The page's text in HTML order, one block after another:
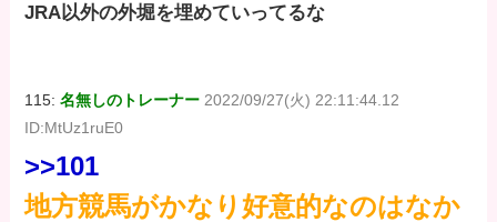
JRA以外の外堀を埋めていってるな
115:名無しのトレーナー 2022/09/27(火) 22:11:44.12
ID:MtUz1ruE0
>>101
地方競馬がかなり好意的なのはなか